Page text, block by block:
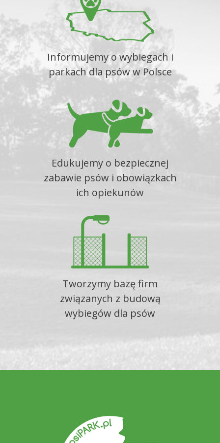
Informujemy o wybiegach i
parkach dla psów w Polsce
Edukujemy o bezpiecznej
zabawie psów i obowiązkach
ich opiekunów
Tworzymy bazę firm
związanych z budową
wybiegów dla psów